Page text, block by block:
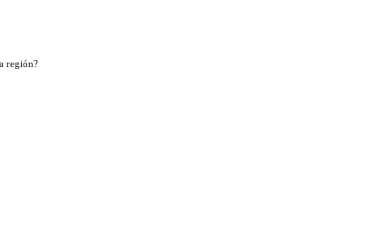
región?